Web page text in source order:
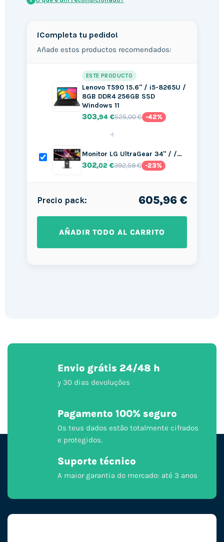
¡Completa tu pedido!
Añade estos productos recomendados:
ESTE PRODUCTO
Lenovo T590 15.6" / i5-8265U /
8GB DDR4 256GB SSD
Windows 11
303,94 €525,00 € -42%
+
Monitor LG UltraGear 34" / /…
302,02 €392,59 € -23%
Precio pack: 605,96 €
AÑADIR TODO AL CARRITO
Envio grátis 24/48 h
y 30 dias devoluções
Pagamento 100% seguro
Os teus dados estão totalmente cifrados
e protegidos.
Suporte técnico
A maior garantia do mercado: até 3 anos